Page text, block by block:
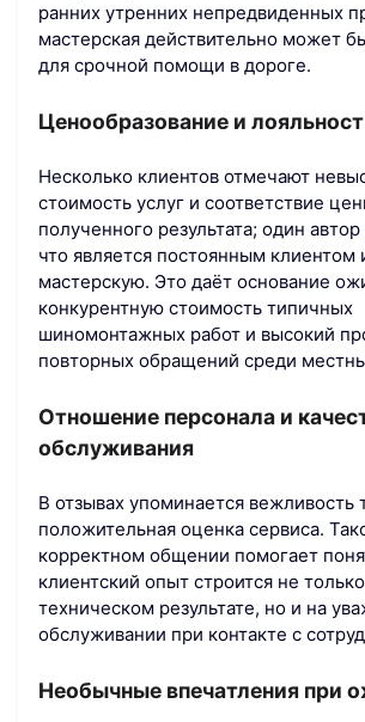
ранних утренних непредвиденных
мастерская действительно может
для срочной помощи в дороге.
Ценообразование и
Несколько клиентов отмечают
стоимость услуг и соответствие
полученного результата; один
что является постоянным клиентом
мастерскую. Это даёт основание
конкурентную стоимость типичных
шиномонтажных работ и высокий
повторных обращений среди
Отношение персонала и
обслуживания
В отзывах упоминается вежливость
положительная оценка сервиса.
корректном общении помогает
клиентский опыт строится не
техническом результате, но и на
обслуживании при контакте с
Необычные впечатления при